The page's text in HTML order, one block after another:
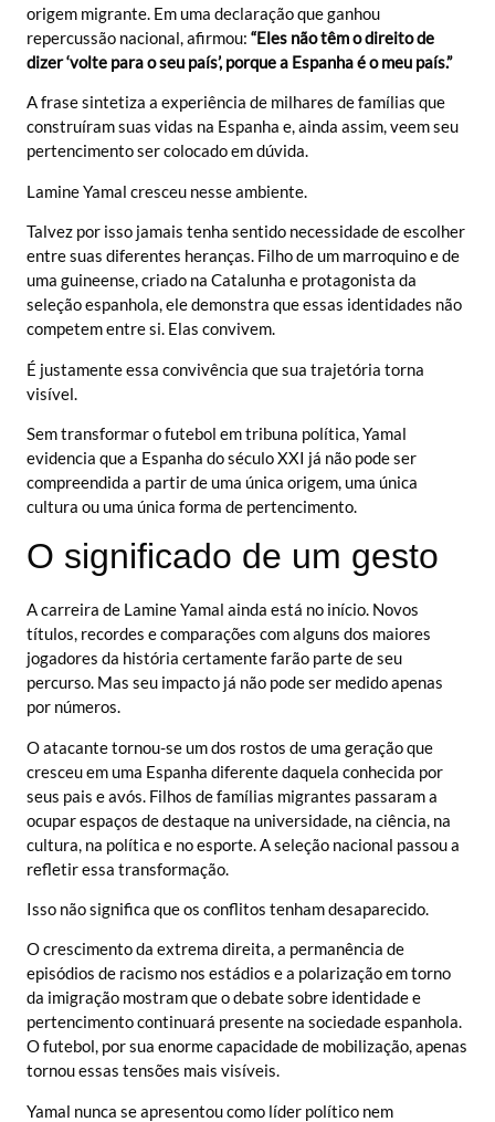
origem migrante. Em uma declaração que ganhou
repercussão nacional, afirmou: “Eles não têm o direito de
dizer ‘volte para o seu país’, porque a Espanha é o meu país.”
A frase sintetiza a experiência de milhares de famílias que
construíram suas vidas na Espanha e, ainda assim, veem seu
pertencimento ser colocado em dúvida.
Lamine Yamal cresceu nesse ambiente.
Talvez por isso jamais tenha sentido necessidade de escolher
entre suas diferentes heranças. Filho de um marroquino e de
uma guineense, criado na Catalunha e protagonista da
seleção espanhola, ele demonstra que essas identidades não
competem entre si. Elas convivem.
É justamente essa convivência que sua trajetória torna
visível.
Sem transformar o futebol em tribuna política, Yamal
evidencia que a Espanha do século XXI já não pode ser
compreendida a partir de uma única origem, uma única
cultura ou uma única forma de pertencimento.
O significado de um gesto
A carreira de Lamine Yamal ainda está no início. Novos
títulos, recordes e comparações com alguns dos maiores
jogadores da história certamente farão parte de seu
percurso. Mas seu impacto já não pode ser medido apenas
por números.
O atacante tornou-se um dos rostos de uma geração que
cresceu em uma Espanha diferente daquela conhecida por
seus pais e avós. Filhos de famílias migrantes passaram a
ocupar espaços de destaque na universidade, na ciência, na
cultura, na política e no esporte. A seleção nacional passou a
refletir essa transformação.
Isso não significa que os conflitos tenham desaparecido.
O crescimento da extrema direita, a permanência de
episódios de racismo nos estádios e a polarização em torno
da imigração mostram que o debate sobre identidade e
pertencimento continuará presente na sociedade espanhola.
O futebol, por sua enorme capacidade de mobilização, apenas
tornou essas tensões mais visíveis.
Yamal nunca se apresentou como líder político nem